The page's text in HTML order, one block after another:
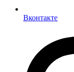
Вконтакте